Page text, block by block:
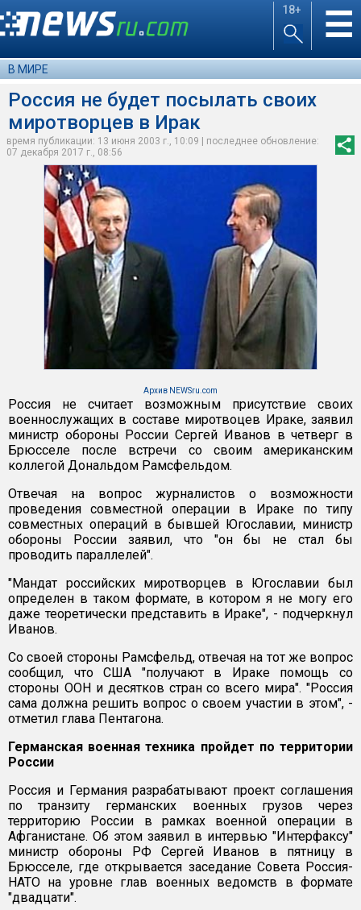
18+ ☰
В МИРЕ
Россия не будет посылать своих
миротворцев в Ирак
время публикации: 13 июня 2003 г., 10:09 | последнее обновление:
07 декабря 2017 г., 08:56
Архив NEWSru.com
Россия не считает возможным присутствие своих
военнослужащих в составе миротвоцев Ираке, заявил
министр обороны России Сергей Иванов в четверг в
Брюсселе после встречи со своим американским
коллегой Дональдом Рамсфельдом.
Отвечая на вопрос журналистов о возможности
проведения совместной операции в Ираке по типу
совместных операций в бывшей Югославии, министр
обороны России заявил, что "он бы не стал бы
проводить параллелей".
"Мандат российских миротворцев в Югославии был
определен в таком формате, в котором я не могу его
даже теоретически представить в Ираке", - подчеркнул
Иванов.
Со своей стороны Рамсфельд, отвечая на тот же вопрос
сообщил, что США "получают в Ираке помощь со
стороны ООН и десятков стран со всего мира". "Россия
сама должна решить вопрос о своем участии в этом", -
отметил глава Пентагона.
Германская военная техника пройдет по территории
России
Россия и Германия разрабатывают проект соглашения
по транзиту германских военных грузов через
территорию России в рамках военной операции в
Афганистане. Об этом заявил в интервью "Интерфаксу"
министр обороны РФ Сергей Иванов в пятницу в
Брюсселе, где открывается заседание Совета Россия-
НАТО на уровне глав военных ведомств в формате
"двадцати".